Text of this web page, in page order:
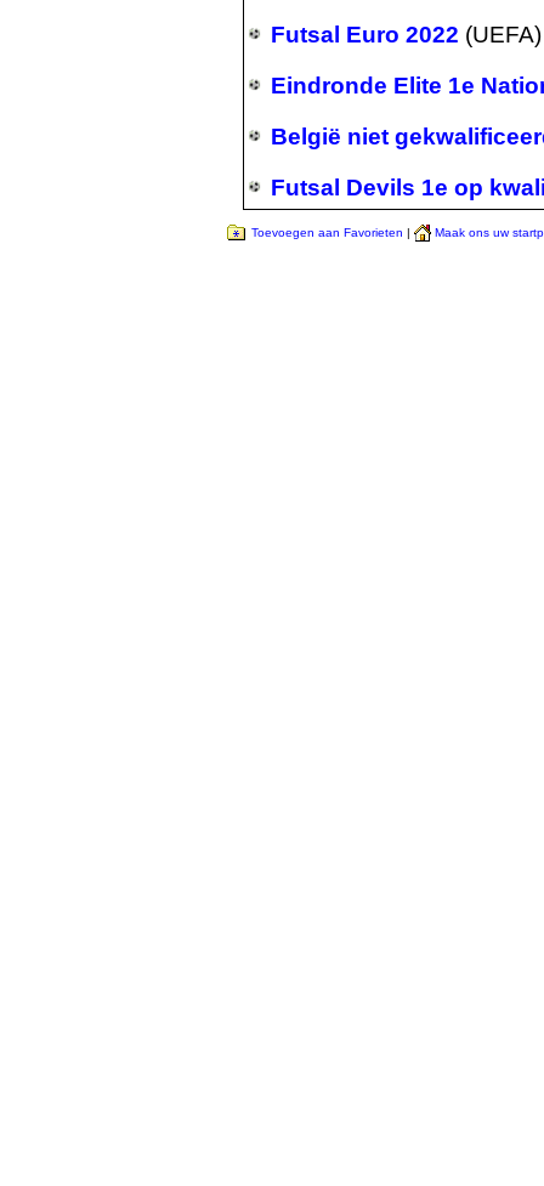
Futsal Euro 2022 (UEFA)
Eindronde Elite 1e
België niet
Futsal Devils 1e op
Toevoegen aan Favorieten | Maak ons uw